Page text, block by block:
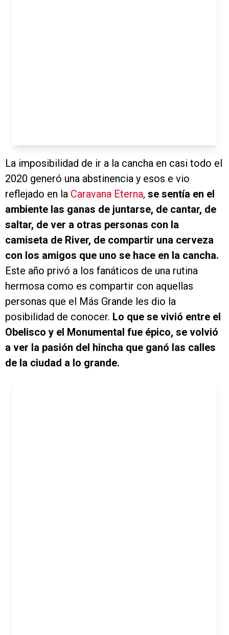
La imposibilidad de ir a la cancha en casi todo el
2020 generó una abstinencia y esos e vio
reflejado en la Caravana Eterna, se sentía en el
ambiente las ganas de juntarse, de cantar, de
saltar, de ver a otras personas con la
camiseta de River, de compartir una cerveza
con los amigos que uno se hace en la cancha.
Este año privó a los fanáticos de una rutina
hermosa como es compartir con aquellas
personas que el Más Grande les dio la
posibilidad de conocer. Lo que se vivió entre el
Obelisco y el Monumental fue épico, se volvió
a ver la pasión del hincha que ganó las calles
de la ciudad a lo grande.